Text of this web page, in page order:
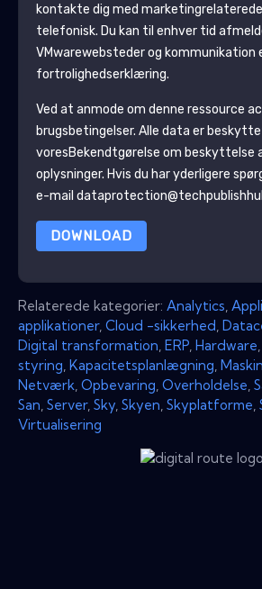
kontakte dig med
telefonisk. Du kan til enhver tid
VMwarewebsteder og kommunikation
fortrolighedserklæring.
Ved at anmode om denne ressource
brugsbetingelser. Alle data er
voresBekendtgørelse om beskyttelse
oplysninger. Hvis du har yderligere
e-mail
DOWNLOAD
Relaterede kategorier: Analytics
applikationer, Cloud -sikkerhed
Digital transformation ERP Hardware
styring Kapacitetsplanlægning
Netværk Opbevaring Overholdelse
San Server, Sky Skyen Skyplatforme
Virtualisering